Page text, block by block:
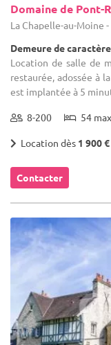
Domaine de Pont-
La Chapelle-au-Moine
Demeure de
Location de salle de
restaurée, adossée à
est implantée à 5
8-200 54 max
Location dès 1 900 €
Contacter